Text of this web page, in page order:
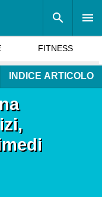
INDICE ARTICOLO
FITNESS